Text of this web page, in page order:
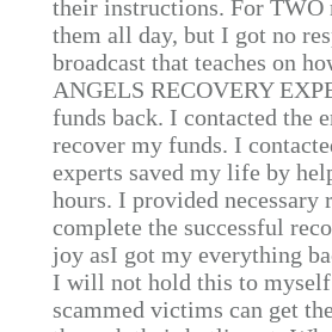
their instructions. For TWO
them all day, but I got no
broadcast that teaches on
ANGELS RECOVERY
funds back. I contacted the
recover my funds. I
experts saved my life by
hours. I provided
complete the successful
joy asI got my everything
I will not hold this to
scammed victims can get